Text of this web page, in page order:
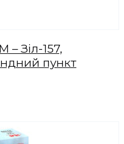
– Зіл-157,
пункт